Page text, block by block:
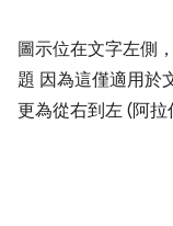
圖示位在文字左側
題 因為這僅適用於
更為從右到左 (阿拉